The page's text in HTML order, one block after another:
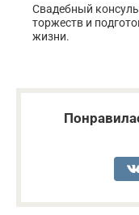
Свадебный
торжеств и
жизни.